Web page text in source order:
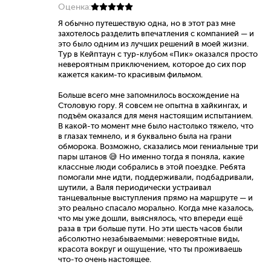
Оценка:
Я обычно путешествую одна, но в этот раз мне
захотелось разделить впечатления с компанией — и
это было одним из лучших решений в моей жизни.
Тур в Кейптаун с тур-клубом «Пик» оказался просто
невероятным приключением, которое до сих пор
кажется каким-то красивым фильмом.
Больше всего мне запомнилось восхождение на
Столовую гору. Я совсем не опытна в хайкингах, и
подъём оказался для меня настоящим испытанием.
В какой-то момент мне было настолько тяжело, что
в глазах темнело, и я буквально была на грани
обморока. Возможно, сказались мои гениальные три
пары штанов 😅 Но именно тогда я поняла, какие
классные люди собрались в этой поездке. Ребята
помогали мне идти, поддерживали, подбадривали,
шутили, а Валя периодически устраивал
танцевальные выступления прямо на маршруте — и
это реально спасало морально. Когда мне казалось,
что мы уже дошли, выяснялось, что впереди ещё
раза в три больше пути. Но эти шесть часов были
абсолютно незабываемыми: невероятные виды,
красота вокруг и ощущение, что ты проживаешь
что-то очень настоящее.